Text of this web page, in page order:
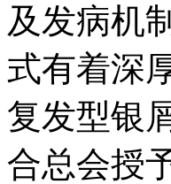
及发病机
式有着深
复发型银
合总会授